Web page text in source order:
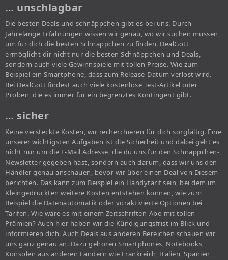
… unschlagbar
Die besten Deals und schnäppchen gibt es bei uns. Durch
Jahrelange Erfahrungen wissen wir genau, wo wir suchen müssen,
um für dich die besten Schnäppchen zu finden. DealGott
ermöglicht dir nicht nur die besten Schnäppchen und Deals,
sondern auch viele Gewinnspiele mit tollen Preise. Wie zum
Beispiel ein Smartphone, dass zum Release-Datum verlost wird.
Bei DealGott findest auch viele kostenlose Test-Artikel oder
Proben, die es immer für ein begrenztes Kontingent gibt.
… sicher
Keine versteckte Kosten, wir recherchieren für dich sorgfältig. Eine
unserer wichtigsten Aufgaben ist die Sicherheit und dabei geht es
nicht nur um die E-Mail Adresse, die du uns für den Schnäppchen-
Newsletter gegeben hast, sondern auch darum, dass wir uns den
Händler genau anschauen, bevor wir über einen Deal von Diesem
berichten. Das kann zum Beispiel ein Handytarif sein, bei dem im
Kleingedruckten weitere Kosten entstehen können, wie zum
Beispiel die Datenautomatik oder voraktivierte Optionen bei
Tarifen. Wie wäre es mit einem Zeitschriften-Abo mit tollen
Prämien? Auch hier haben wir die Kündigungsfrist im Blick und
informieren dich. Auch Deals aus anderen Bereichen schauen wir
uns ganz genau an. Dazu gehören Smartphones, Notebooks,
Konsolen aus anderen Ländern wie Frankreich, Italien, Spanien,